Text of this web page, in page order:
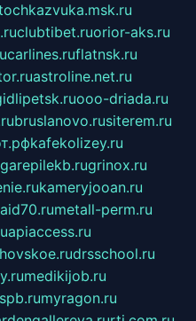
clubtibet.ruorior-aks.ru
carlines.ruflatnsk.ru
astroline.net.ru
ooo-driada.ru
bruslanovo.rusiterem.ru
kafekolizey.ru
grinox.ru
kameryjooan.ru
aid70.rumetall-perm.ru
apiaccess.ru
drsschool.ru
medikijob.ru
myragon.ru